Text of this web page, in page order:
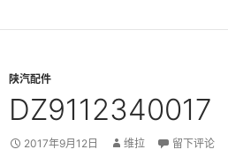
陕汽配件
DZ9112340017
2017年9月12日 维拉 留下评论